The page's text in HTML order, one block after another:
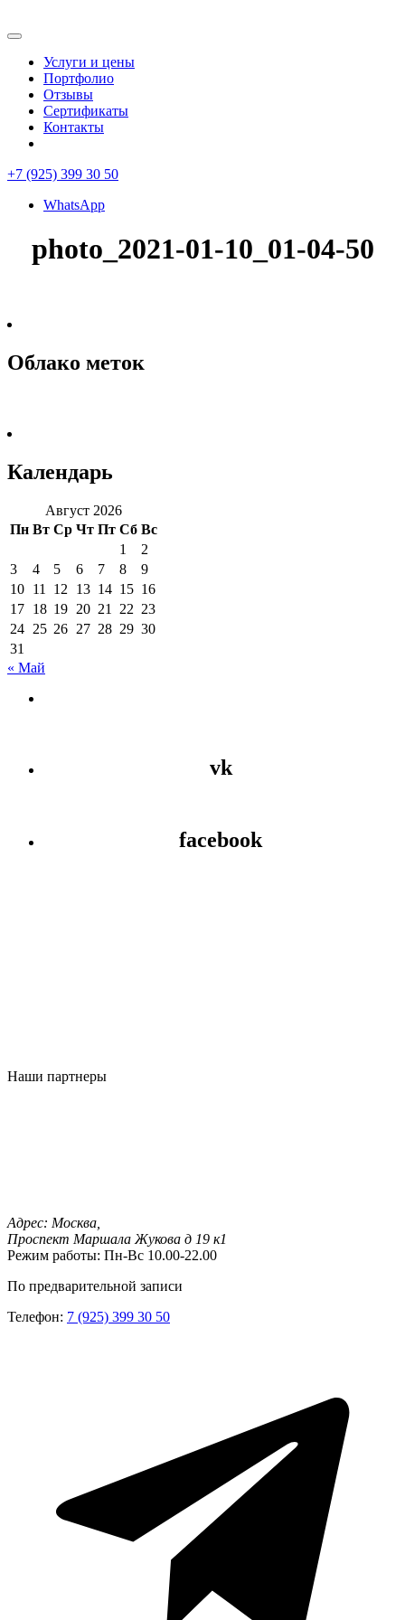
Услуги и цены
Портфолио
Отзывы
Сертификаты
Контакты
+7 (925) 399 30 50
WhatsApp
photo_2021-01-10_01-04-50
Облако меток
Календарь
Август 2026
Пн Вт Ср Чт Пт Сб Вс
1
2
3
4 5 6 7 8
9
10 11 12 13 14 15 16
17 18 19 20 21 22 23
24 25 26 27 28 29 30
31
« Май
vk
facebook
Наши партнеры
Адрес: Москва,
Проспект Маршала Жукова д 19 к1
Режим работы: Пн-Вс 10.00-22.00
По предварительной записи
Телефон: 7 (925) 399 30 50